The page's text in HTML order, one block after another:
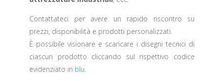
Contattateci per avere un rapido riscontro su
prezzi, disponibilità e prodotti personalizzati.
È possibile visionare e scaricare i disegni tecnici di
ciascun prodotto cliccando sul rispettivo codice
evidenziato in blu